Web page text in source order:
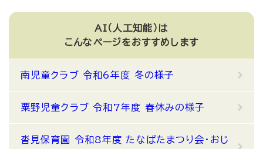
AI（人工知能）は
こんなページをおすすめします
南児童クラブ 令和6年度 冬の様子
粟野児童クラブ 令和7年度 春休みの様子
沓見保育園 令和8年度 たなばたまつり会・おじ